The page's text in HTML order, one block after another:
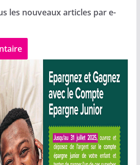
les nouveaux articles par e-